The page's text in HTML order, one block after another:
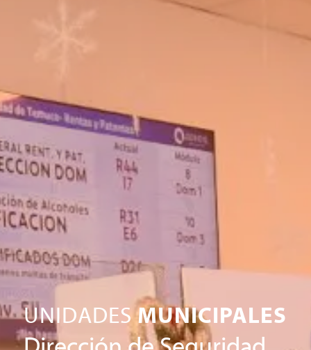
UNIDADESMUNICIPALES